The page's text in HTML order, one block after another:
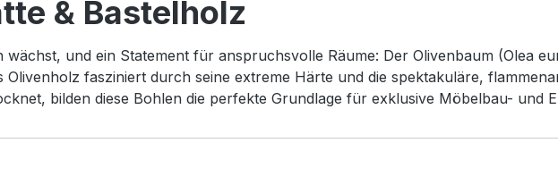
& Bastelholz
wächst, und ein Statement für anspruchsvolle Räume: Der Olivenbaum (Olea
Olivenholz fasziniert durch seine extreme Härte und die spektakuläre,
bilden diese Bohlen die perfekte Grundlage für exklusive Möbelbau- und